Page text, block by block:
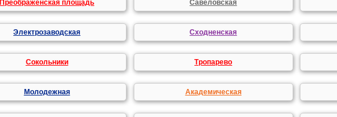
Преображенская площадь Савеловская
Электрозаводская Сходненская
Сокольники Тропарево
Молодежная Академическая